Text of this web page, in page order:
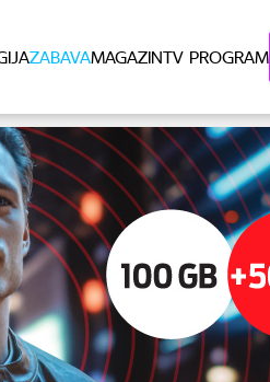
ZABAVAMAGAZINTV PROGRAM